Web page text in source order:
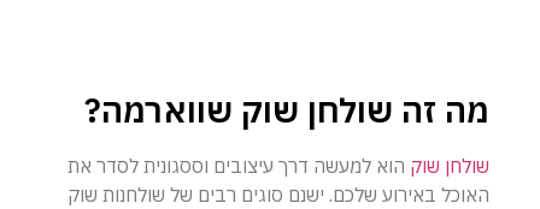
מה זה שולחן שוק שווארמה?
שולחן שוק הוא למעשה דרך עיצובים וססגונית לסדר את
האוכל באירוע שלכם. ישנם סוגים רבים של שולחנות שוק